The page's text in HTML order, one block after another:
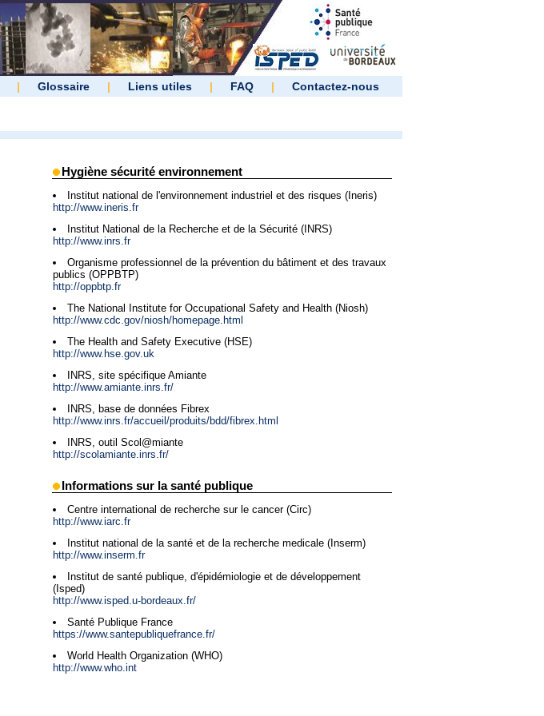
| Glossaire | Liens utiles | FAQ | Contactez-nous
Hygiène sécurité environnement
Institut national de l'environnement industriel et des risques (Ineris)
http://www.ineris.fr
Institut National de la Recherche et de la Sécurité (INRS)
http://www.inrs.fr
Organisme professionnel de la prévention du bâtiment et des travaux
publics (OPPBTP)
http://oppbtp.fr
The National Institute for Occupational Safety and Health (Niosh)
http://www.cdc.gov/niosh/homepage.html
The Health and Safety Executive (HSE)
http://www.hse.gov.uk
INRS, site spécifique Amiante
http://www.amiante.inrs.fr/
INRS, base de données Fibrex
http://www.inrs.fr/accueil/produits/bdd/fibrex.html
INRS, outil Scol@miante
http://scolamiante.inrs.fr/
Informations sur la santé publique
Centre international de recherche sur le cancer (Circ)
http://www.iarc.fr
Institut national de la santé et de la recherche medicale (Inserm)
http://www.inserm.fr
Institut de santé publique, d'épidémiologie et de développement
(Isped)
http://www.isped.u-bordeaux.fr/
Santé Publique France
https://www.santepubliquefrance.fr/
World Health Organization (WHO)
http://www.who.int